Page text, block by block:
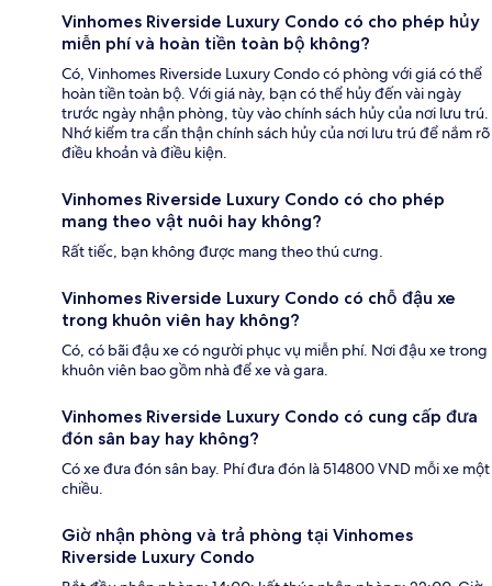
Vinhomes Riverside Luxury Condo có cho phép hủy
miễn phí và hoàn tiền toàn bộ không?
Có, Vinhomes Riverside Luxury Condo có phòng với giá có thể
hoàn tiền toàn bộ. Với giá này, bạn có thể hủy đến vài ngày
trước ngày nhận phòng, tùy vào chính sách hủy của nơi lưu trú.
Nhớ kiểm tra cẩn thận chính sách hủy của nơi lưu trú để nắm rõ
điều khoản và điều kiện.
Vinhomes Riverside Luxury Condo có cho phép
mang theo vật nuôi hay không?
Rất tiếc, bạn không được mang theo thú cưng.
Vinhomes Riverside Luxury Condo có chỗ đậu xe
trong khuôn viên hay không?
Có, có bãi đậu xe có người phục vụ miễn phí. Nơi đậu xe trong
khuôn viên bao gồm nhà để xe và gara.
Vinhomes Riverside Luxury Condo có cung cấp đưa
đón sân bay hay không?
Có xe đưa đón sân bay. Phí đưa đón là 514800 VND mỗi xe một
chiều.
Giờ nhận phòng và trả phòng tại Vinhomes
Riverside Luxury Condo